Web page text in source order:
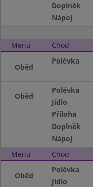
Doplněk
Nápoj
Menu Chod
Oběd
Polévka
Oběd
Polévka
Jídlo
Příloha
Doplněk
Nápoj
Menu
Chod
Oběd
Polévka
Jídlo